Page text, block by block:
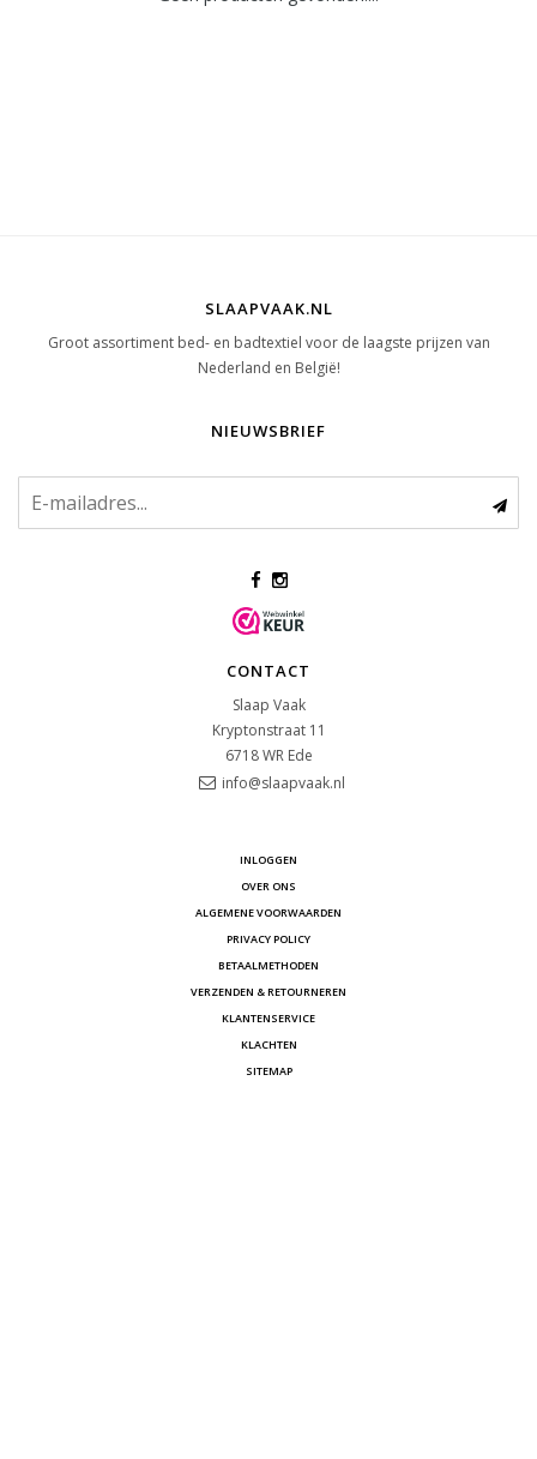
SLAAPVAAK.NL
Groot assortiment bed- en badtextiel voor de laagste prijzen van
Nederland en België!
NIEUWSBRIEF
CONTACT
Slaap Vaak
Kryptonstraat 11
6718 WR Ede
info@slaapvaak.nl
INLOGGEN
OVER ONS
ALGEMENE VOORWAARDEN
PRIVACY POLICY
BETAALMETHODEN
VERZENDEN & RETOURNEREN
KLANTENSERVICE
KLACHTEN
SITEMAP